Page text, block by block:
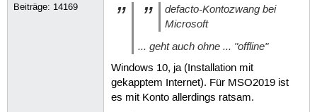
Beiträge: 14169
defacto-Kontozwang bei
Microsoft
... geht auch ohne ... "offline"
Windows 10, ja (Installation mit
gekapptem Internet). Für MSO2019 ist
es mit Konto allerdings ratsam.